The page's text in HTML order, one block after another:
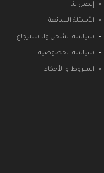
إتصل بنا
الأسئلة الشائعة
سياسة الشحن والاسترجاع
سياسة الخصوصية
الشروط و الأحكام